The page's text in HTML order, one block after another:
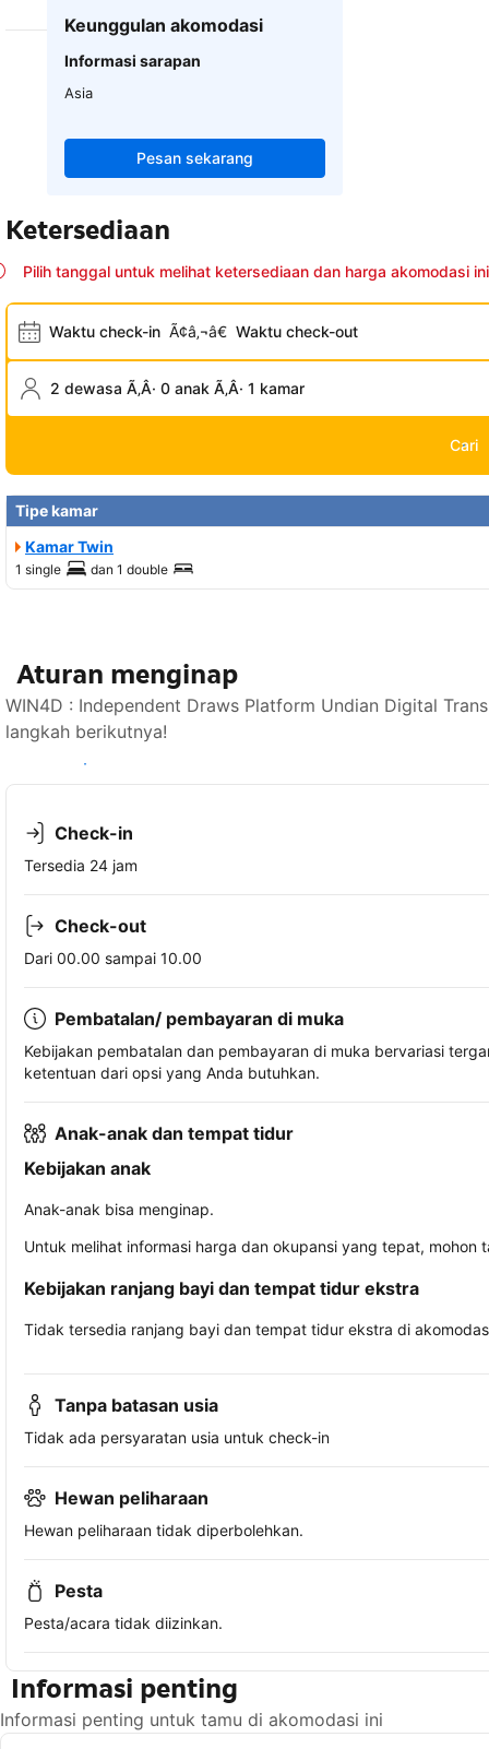
Keunggulan akomodasi
Informasi sarapan
Asia
Pesan sekarang
Ketersediaan
Pilih tanggal untuk melihat ketersediaan dan harga akomodasi ini
Waktu check-in Ã¢â‚¬â€ Waktu check-out
2 dewasa Ã‚Â· 0 anak Ã‚Â· 1 kamar
Cari
Tipe kamar
Kamar Twin
1 single dan 1 double
Aturan menginap
WIN4D : Independent Draws Platform Undian Digital
langkah berikutnya!
Lihat ketersediaan
Check-in
Tersedia 24 jam
Check-out
Dari 00.00 sampai 10.00
Pembatalan/ pembayaran di muka
Kebijakan pembatalan dan pembayaran di muka bervariasi
ketentuan dari opsi yang Anda butuhkan.
Anak-anak dan tempat tidur
Kebijakan anak
Anak-anak bisa menginap.
Untuk melihat informasi harga dan okupansi yang tepat,
Kebijakan ranjang bayi dan tempat tidur ekstra
Tidak tersedia ranjang bayi dan tempat tidur ekstra di
Tanpa batasan usia
Tidak ada persyaratan usia untuk check-in
Hewan peliharaan
Hewan peliharaan tidak diperbolehkan.
Pesta
Pesta/acara tidak diizinkan.
Informasi penting
Informasi penting untuk tamu di akomodasi ini